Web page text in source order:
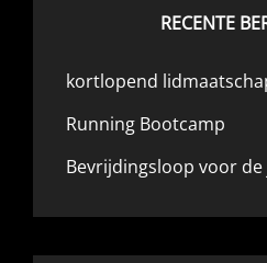
RECENTE
kortlopend
Running Bootcamp
Bevrijdingsloop voor de